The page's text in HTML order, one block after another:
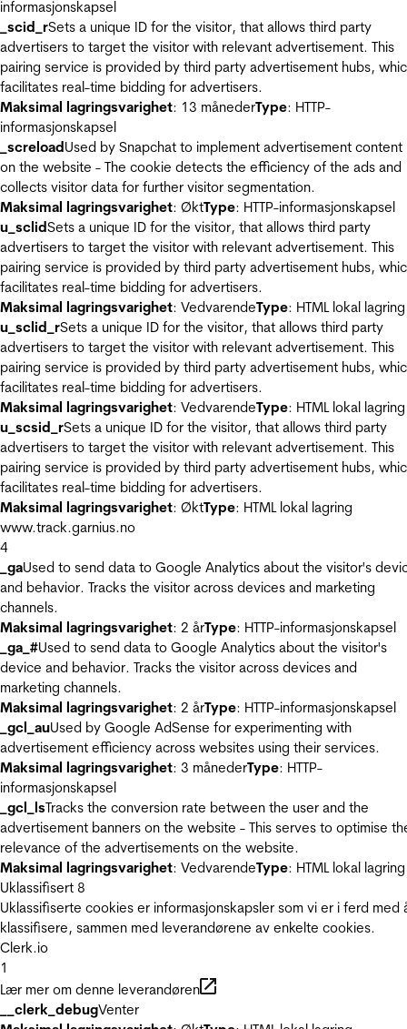
informasjonskapsel
_scid_rSets a unique ID for the visitor, that allows third party
advertisers to target the visitor with relevant advertisement. This
pairing service is provided by third party advertisement hubs,
facilitates real-time bidding for advertisers.
Maksimal lagringsvarighet: 13 månederType: HTTP-
informasjonskapsel
_screloadUsed by Snapchat to implement advertisement content
on the website - The cookie detects the efficiency of the ads and
collects visitor data for further visitor segmentation.
Maksimal lagringsvarighet: ØktType: HTTP-informasjonskapsel
u_sclidSets a unique ID for the visitor, that allows third party
advertisers to target the visitor with relevant advertisement. This
pairing service is provided by third party advertisement hubs,
facilitates real-time bidding for advertisers.
Maksimal lagringsvarighet: VedvarendeType: HTML lokal lagring
u_sclid_rSets a unique ID for the visitor, that allows third party
advertisers to target the visitor with relevant advertisement. This
pairing service is provided by third party advertisement hubs,
facilitates real-time bidding for advertisers.
Maksimal lagringsvarighet: VedvarendeType: HTML lokal lagring
u_scsid_rSets a unique ID for the visitor, that allows third party
advertisers to target the visitor with relevant advertisement. This
pairing service is provided by third party advertisement hubs,
facilitates real-time bidding for advertisers.
Maksimal lagringsvarighet: ØktType: HTML lokal lagring
www.track.garnius.no
4
_gaUsed to send data to Google Analytics about the visitor's
and behavior. Tracks the visitor across devices and marketing
channels.
Maksimal lagringsvarighet: 2 årType: HTTP-informasjonskapsel
_ga_#Used to send data to Google Analytics about the visitor's
device and behavior. Tracks the visitor across devices and
marketing channels.
Maksimal lagringsvarighet: 2 årType: HTTP-informasjonskapsel
_gcl_auUsed by Google AdSense for experimenting with
advertisement efficiency across websites using their services.
Maksimal lagringsvarighet: 3 månederType: HTTP-
informasjonskapsel
_gcl_lsTracks the conversion rate between the user and the
advertisement banners on the website - This serves to optimise
relevance of the advertisements on the website.
Maksimal lagringsvarighet: VedvarendeType: HTML lokal lagring
Uklassifisert 8
Uklassifiserte cookies er informasjonskapsler som vi er i ferd med
klassifisere, sammen med leverandørene av enkelte cookies.
Clerk.io
1
Lær mer om denne leverandøren
__clerk_debugVenter